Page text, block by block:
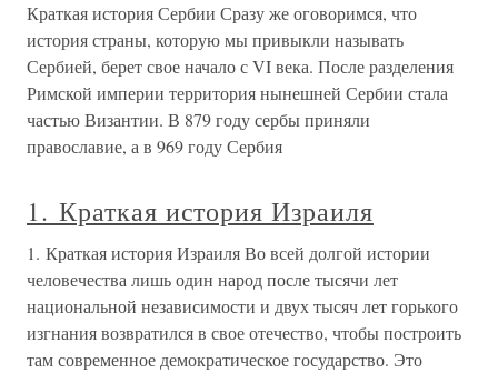
Краткая история Сербии Сразу же оговоримся, что
история страны, которую мы привыкли называть
Сербией, берет свое начало с VI века. После разделения
Римской империи территория нынешней Сербии стала
частью Византии. В 879 году сербы приняли
православие, а в 969 году Сербия
1. Краткая история Израиля
1. Краткая история Израиля Во всей долгой истории
человечества лишь один народ после тысячи лет
национальной независимости и двух тысяч лет горького
изгнания возвратился в свое отечество, чтобы построить
там современное демократическое государство. Это